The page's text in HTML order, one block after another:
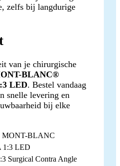
zelfs bij langdurige
van je chirurgische
BLANC®
LED. Bestel vandaag
snelle levering en
bij elke
MONT-BLANC
1:3 LED
Surgical Contra Angle